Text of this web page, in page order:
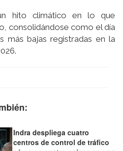
hito climático en lo que
consolidándose como el día
más bajas registradas en la
Indra despliega cuatro
centros de control de tráfico